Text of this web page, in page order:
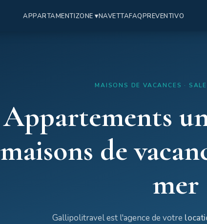
APPARTAMENTIZONE ▾NAVETTAFAQPREVENTIVO
MAISONS DE VACANCES ·
Appartements
maisons de
mer
Gallipolitravel est l'agence de votre